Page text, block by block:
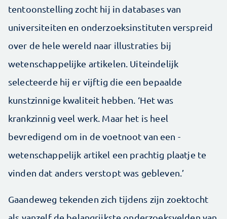
tentoonstelling zocht hij in databases van
universiteiten en onderzoeksinstituten verspreid
over de hele wereld naar illustraties bij
wetenschappelijke artikelen. ­Uiteindelijk
selecteerde hij er vijftig die een bepaalde
kunstzinnige ­kwaliteit hebben. ‘Het was
krankzinnig veel werk. Maar het is heel
bevredigend om in de voetnoot van een ­
wetenschappelijk artikel een prachtig plaatje te
vinden dat anders verstopt was gebleven.’
Gaandeweg tekenden zich tijdens zijn zoektocht